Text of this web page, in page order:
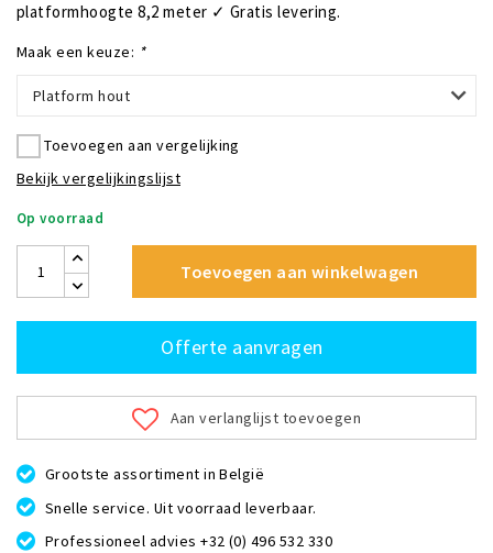
platformhoogte 8,2 meter ✓ Gratis levering.
Maak een keuze: *
Platform hout
Toevoegen aan vergelijking
Bekijk vergelijkingslijst
Op voorraad
Toevoegen aan winkelwagen
Offerte aanvragen
Aan verlanglijst toevoegen
Grootste assortiment in België
Snelle service. Uit voorraad leverbaar.
Professioneel advies +32 (0) 496 532 330